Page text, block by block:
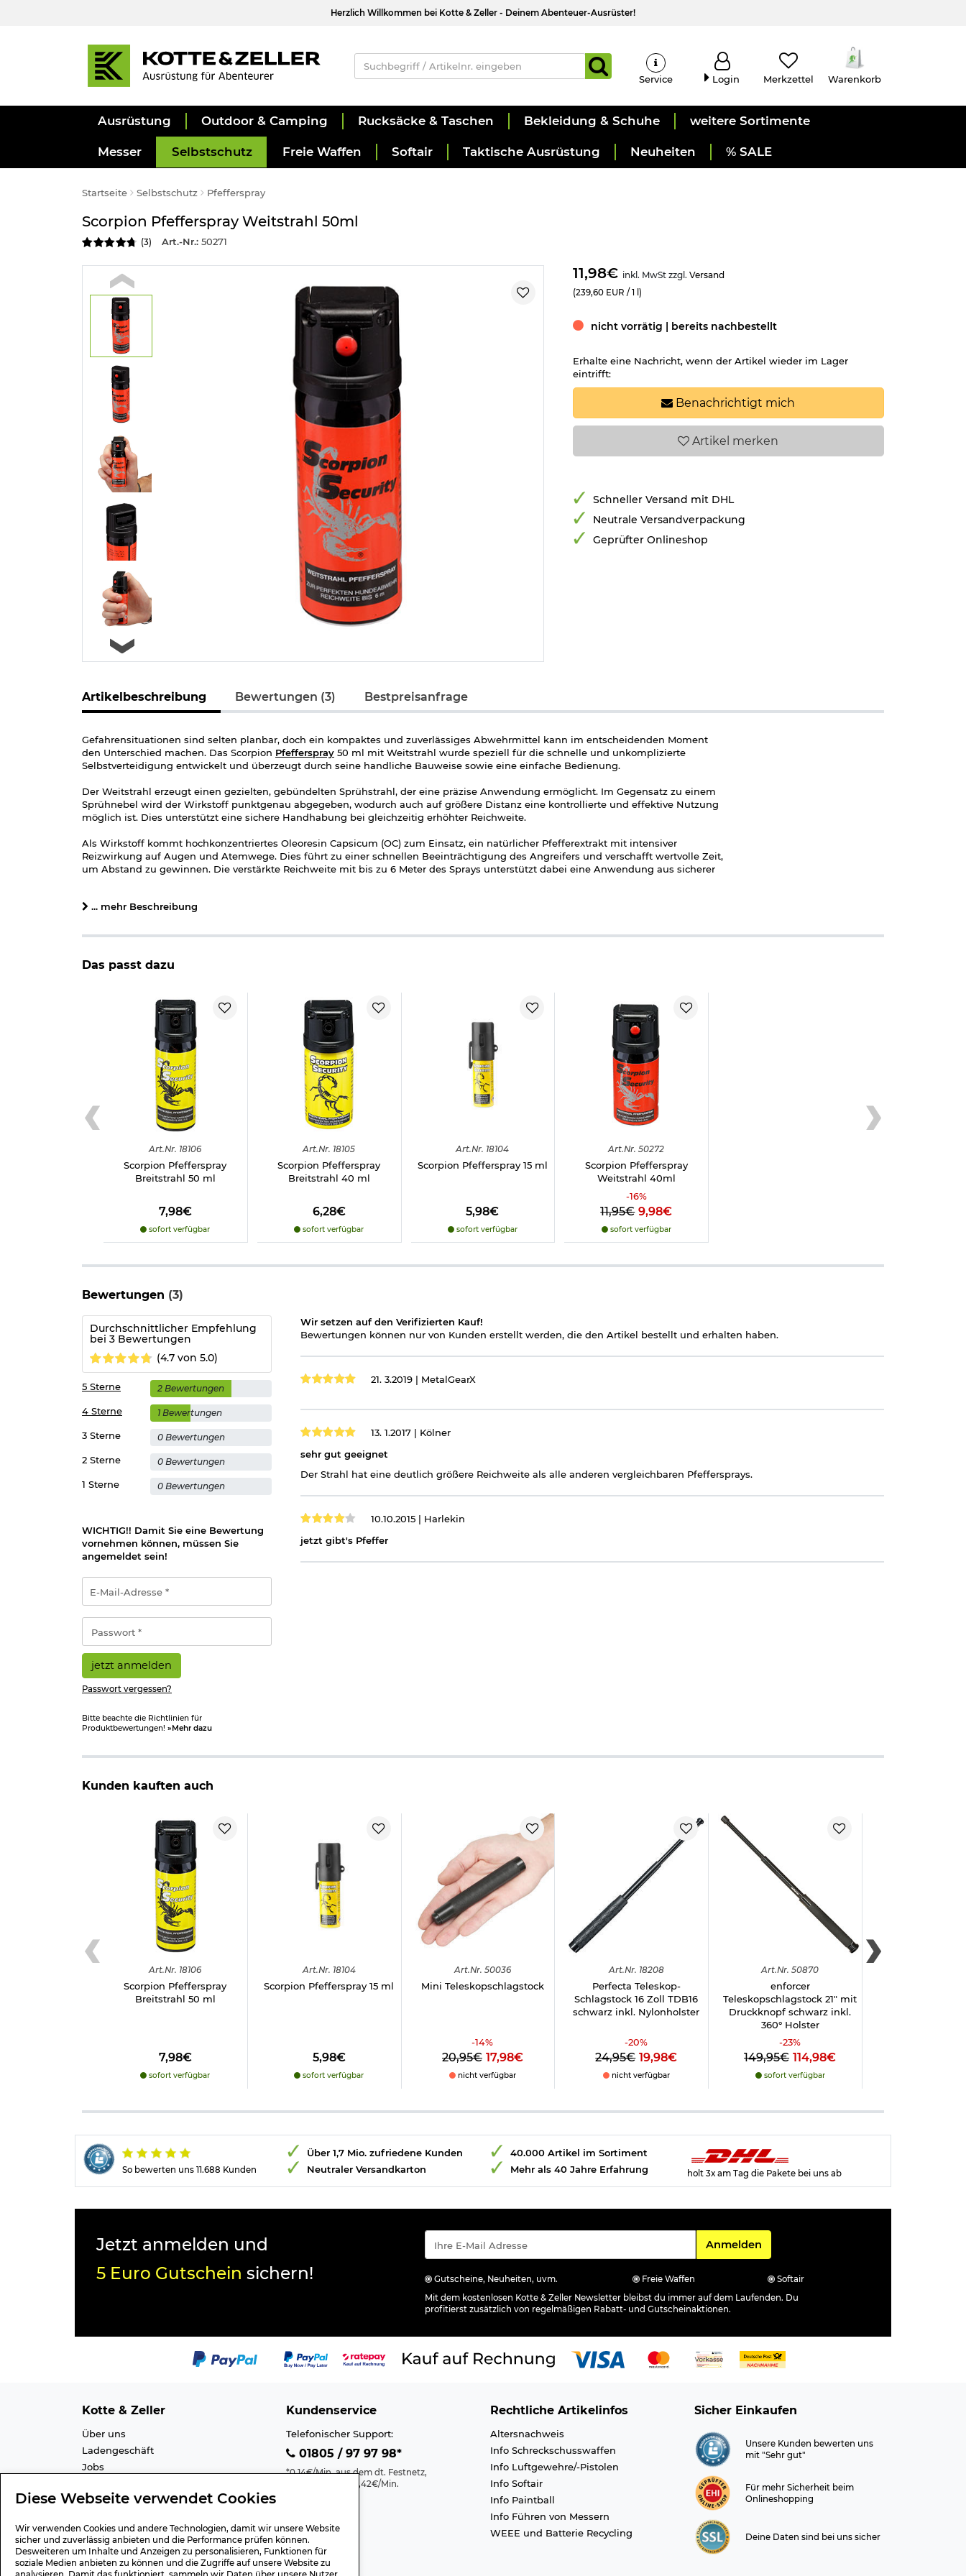
Diese Webseite verwendet Cookies
Wir verwenden Cookies und andere Technologien, damit wir unsere Website
sicher und zuverlässig anbieten und die Performance prüfen können.
Desweiteren um Inhalte und Anzeigen zu personalisieren, Funktionen für
soziale Medien anbieten zu können und die Zugriffe auf unsere Website zu
Herzlich Willkommen bei Kotte & Zeller - Deinem Abenteuer-Ausrüster!
Service Login Merkzettel Warenkorb
Ausrüstung Outdoor & Camping Rucksäcke & Taschen Bekleidung & Schuhe weitere Sortimente
Messer Selbstschutz Freie Waffen Softair Taktische Ausrüstung Neuheiten % SALE
Startseite Selbstschutz Pfefferspray
Scorpion Pfefferspray Weitstrahl 50ml
(3) Art.-Nr.:50271
11,98€ inkl. MwSt zzgl. Versand
(239,60 EUR / 1 l)
nicht vorrätig | bereits nachbestellt
Erhalte eine Nachricht, wenn der Artikel wieder im Lager
eintrifft:
Benachrichtigt mich
Artikel merken
Schneller Versand mit DHL
Neutrale Versandverpackung
Geprüfter Onlineshop
Artikelbeschreibung Bewertungen (3) Bestpreisanfrage
Gefahrensituationen sind selten planbar, doch ein kompaktes und zuverlässiges Abwehrmittel kann im entscheidenden Moment
den Unterschied machen. Das Scorpion Pfefferspray 50 ml mit Weitstrahl wurde speziell für die schnelle und unkomplizierte
Selbstverteidigung entwickelt und überzeugt durch seine handliche Bauweise sowie eine einfache Bedienung.
Der Weitstrahl erzeugt einen gezielten, gebündelten Sprühstrahl, der eine präzise Anwendung ermöglicht. Im Gegensatz zu einem
Sprühnebel wird der Wirkstoff punktgenau abgegeben, wodurch auch auf größere Distanz eine kontrollierte und effektive Nutzung
möglich ist. Dies unterstützt eine sichere Handhabung bei gleichzeitig erhöhter Reichweite.
Als Wirkstoff kommt hochkonzentriertes Oleoresin Capsicum (OC) zum Einsatz, ein natürlicher Pfefferextrakt mit intensiver
Reizwirkung auf Augen und Atemwege. Dies führt zu einer schnellen Beeinträchtigung des Angreifers und verschafft wertvolle Zeit,
um Abstand zu gewinnen. Die verstärkte Reichweite mit bis zu 6 Meter des Sprays unterstützt dabei eine Anwendung aus sicherer
Durch das kompakte 50 ml Format lässt sich das Pfefferspray problemlos in Taschen oder kleinen Fächern verstauen und ist
ungewolltes Auslösen.
Details zu Scorpion Pfefferspray Weitstrahl 50ml:
Sprühart: Weitstrahl / zielgenau
Reichweite: bis zu 6 m
Inhalt: 50 ml
Sicherheitsmechanismus: Federdeckelkappe
Marke: Scorpion Security
Häufig gestellte Fragen & Antworten zum Thema:"Pfefferspray"
INFO
Pfefferspray: Extreme, sofortige Wirkung auf Nase, Augen und Schleimhäute. In Amerika und anderen Ländern setzt die
Polizei ausschließlich Pfefferspray zur Personenabwehr ein, da es wirksamer als CS-Gas ist und sehr zuverlässig wirkt. Achtung:
Pfefferspray darf in Deutschland nur zur Abwehr von aggressiven Tieren eingesetzt werden. Dessen ungeachtet gilt Ihr persönliches
Achtung: Darf nicht in die Hände von Kindern gelangen.
Herstellerinformationen
... mehr Beschreibung
Das passt dazu
Art.Nr. 18106
Scorpion Pfefferspray
Breitstrahl 50 ml
7,98€
sofort verfügbar
Art.Nr. 18105
Scorpion Pfefferspray
Breitstrahl 40 ml
6,28€
sofort verfügbar
Art.Nr. 18104
Scorpion Pfefferspray 15 ml
5,98€
sofort verfügbar
Art.Nr. 50272
Scorpion Pfefferspray
Weitstrahl 40ml
-16%
11,95€ 9,98€
sofort verfügbar
Bewertungen (3)
Durchschnittlicher Empfehlung
bei 3 Bewertungen
(4.7 von 5.0)
1 Sterne 0 Bewertungen
2 Sterne 0 Bewertungen
3 Sterne 0 Bewertungen
4 Sterne 1 Bewertungen
5 Sterne 2 Bewertungen
WICHTIG!! Damit Sie eine Bewertung
vornehmen können, müssen Sie
angemeldet sein!
Mail-
Adresse
*
jetzt anmelden
Passwort vergessen?
Bitte beachte die Richtlinien für
Produktbewertungen! »Mehr dazu
Wir setzen auf den Verifizierten Kauf!
Bewertungen können nur von Kunden erstellt werden, die den Artikel bestellt und erhalten haben.
21. 3.2019 | MetalGearX
13. 1.2017 | Kölner
sehr gut geeignet
Der Strahl hat eine deutlich größere Reichweite als alle anderen vergleichbaren Pfeffersprays.
10.10.2015 | Harlekin
jetzt gibt's Pfeffer
Kunden kauften auch
Art.Nr. 18106
Scorpion Pfefferspray
Breitstrahl 50 ml
7,98€
sofort verfügbar
Art.Nr. 18104
Scorpion Pfefferspray 15 ml
5,98€
sofort verfügbar
Art.Nr. 50036
Mini Teleskopschlagstock
-14%
20,95€ 17,98€
nicht verfügbar
Art.Nr. 18208
Perfecta Teleskop-
Schlagstock 16 Zoll TDB16
schwarz inkl. Nylonholster
-20%
24,95€ 19,98€
nicht verfügbar
Art.Nr. 50870
enforcer
Teleskopschlagstock 21" mit
Druckknopf schwarz inkl.
360° Holster
-23%
149,95€ 114,98€
sofort verfügbar
So bewerten uns 11.688 Kunden
Über 1,7 Mio. zufriedene Kunden
Neutraler Versandkarton
40.000 Artikel im Sortiment
Mehr als 40 Jahre Erfahrung
holt 3x am Tag die Pakete bei uns ab
Jetzt anmelden und
5 Euro Gutschein sichern!
Für den Newsletter
Anmelden
Gutscheine, Neuheiten, uvm. Freie Waffen
Softair
Mit dem kostenlosen Kotte & Zeller Newsletter bleibst du immer auf dem Laufenden. Du
profitierst zusätzlich von regelmäßigen Rabatt- und Gutscheinaktionen.
Kotte & Zeller
Über uns
Ladengeschäft
Jobs
Datenschutz
Impressum
Kundenservice
Telefonischer Support:
01805 / 97 97 98*
*0,14€/Min. aus dem dt. Festnetz,
Mobilfunk max. 0,42€/Min.
Lexikon A-Z
Rechtliche Artikelinfos
Altersnachweis
Info Schreckschusswaffen
Info Luftgewehre/-Pistolen
Info Softair
Info Paintball
Info Führen von Messern
WEEE und Batterie Recycling
Sicher Einkaufen
Unsere Kunden bewerten uns
mit "Sehr gut"
Für mehr Sicherheit beim
Onlineshopping
Deine Daten sind bei uns sicher